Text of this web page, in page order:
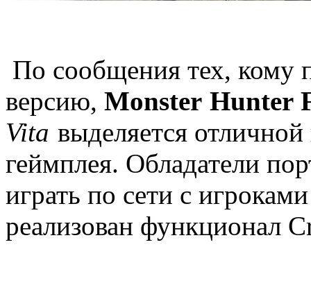
По сообщения тех, кому
версию, Monster Hunter
Vita выделяется
геймплея. Обладатели
играть по сети с
реализован функционал